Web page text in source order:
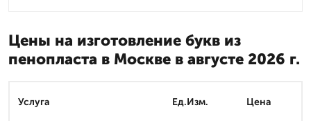
Цены на изготовление букв из
пенопласта в Москве в августе 2026 г.
Услуга Ед.Изм. Цена